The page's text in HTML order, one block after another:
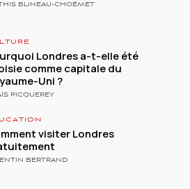
BLINEAU-CHOËMET
Londres a-t-elle été
comme capitale du
Uni ?
PICQUEREY
visiter Londres
BERTRAND